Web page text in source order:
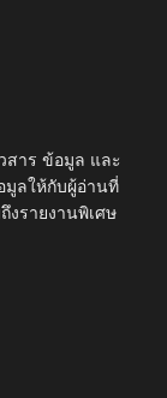
สาร ข้อมูล และ
มูลให้กับผู้อ่านที่
งรายงานพิเศษ